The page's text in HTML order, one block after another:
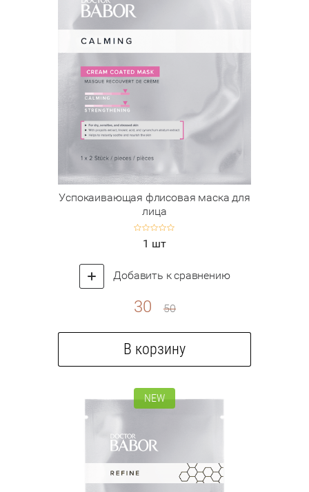
Успокаивающая флисовая маска для
лица
1 шт
Добавить к сравнению
30 50
В корзину
NEW